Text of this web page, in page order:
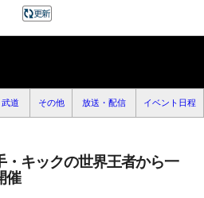
武道 その他 放送・配信 イベント日程
・キックの世界王者から一
催